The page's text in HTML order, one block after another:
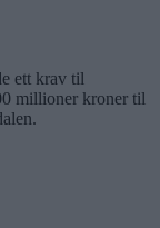
ett krav til
millioner kroner til